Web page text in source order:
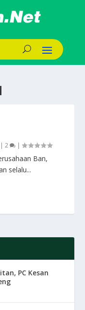
|2 |
Ban,
selalu...
PC Kesan